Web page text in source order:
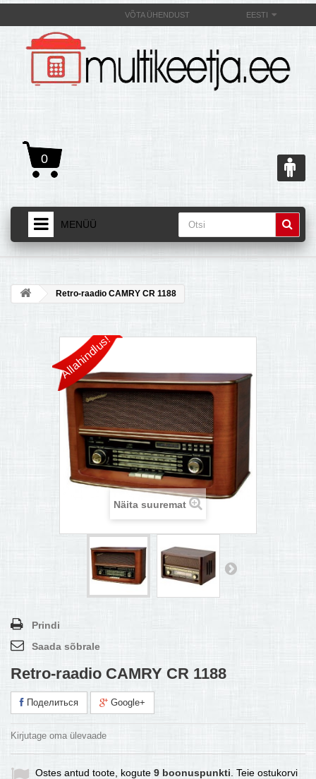
EESTI
VÕTA ÜHENDUST
0
MENÜÜ
TOOTED
MULTIKEETJA.EE OSTUABI
KONTAKTID JA REKVISIIDID
BOONUSPROGRAMM
TÕUKERATAD
Retro-raadio CAMRY CR 1188
Allahindlus!
Näita suuremat
Prindi
Saada sõbrale
Retro-raadio CAMRY CR 1188
Поделиться Google+
Kirjutage oma ülevaade
Ostes antud toote, kogute 9 boonuspunkti . Teie ostukorvi